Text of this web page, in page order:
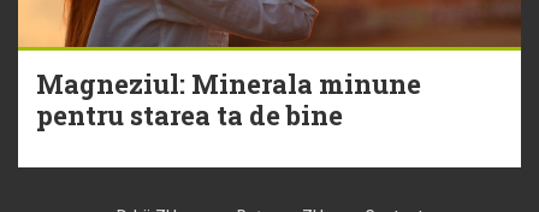
Magneziul: Minerala minune
pentru starea ta de bine